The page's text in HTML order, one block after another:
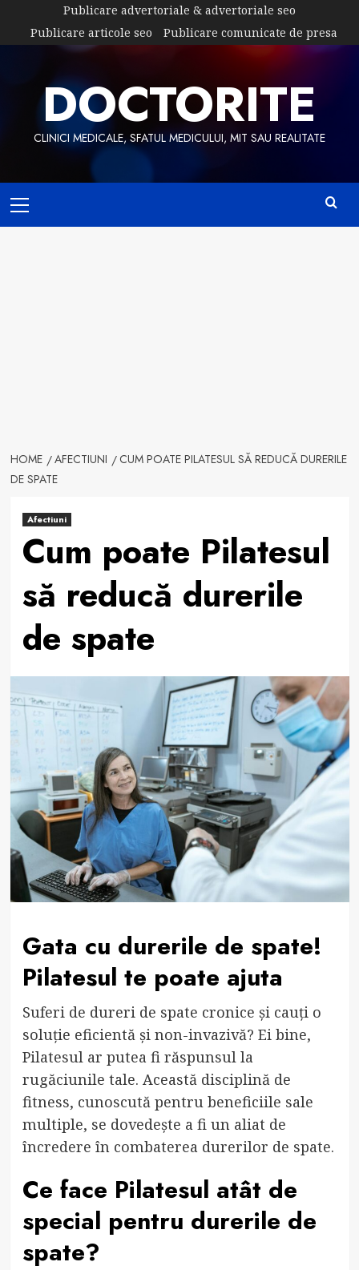
content
Publicare advertoriale & advertoriale seo
Publicare articole seo
Publicare comunicate de presa
DOCTORITE
CLINICI MEDICALE, SFATUL MEDICULUI, MIT SAU REALITATE
Menu
HOME AFECTIUNI
CUM POATE PILATESUL SĂ REDUCĂ DURERILE
DE SPATE
Afectiuni
Cum poate Pilatesul
să reducă durerile
de spate
Gata cu durerile de spate!
Pilatesul te poate ajuta
Suferi de dureri de spate cronice și cauți o
soluție eficientă și non-invazivă? Ei bine,
Pilatesul ar putea fi răspunsul la
rugăciunile tale. Această disciplină de
fitness, cunoscută pentru beneficiile sale
multiple, se dovedește a fi un aliat de
încredere în combaterea durerilor de spate.
Ce face Pilatesul atât de
special pentru durerile de
spate?